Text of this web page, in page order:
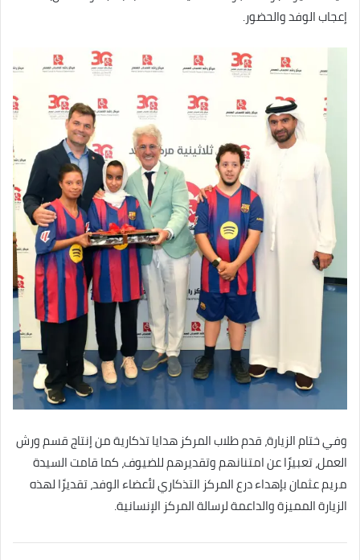
إعجاب الوفد والحضور.
وفي ختام الزيارة، قدم طلاب المركز هدايا تذكارية من إنتاج قسم ورش
العمل، تعبيرًا عن امتنانهم وتقديرهم للضيوف، كما قامت السيدة
مريم عثمان بإهداء درع المركز التذكاري لأعضاء الوفد، تقديرًا لهذه
الزيارة المميزة والداعمة لرسالة المركز الإنسانية.